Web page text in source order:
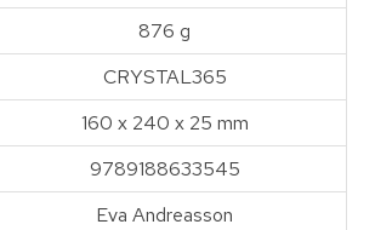
876 g
CRYSTAL365
160 x 240 x 25 mm
9789188633545
Eva Andreasson